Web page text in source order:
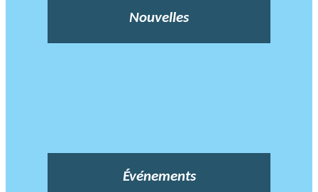
Nouvelles
Événements